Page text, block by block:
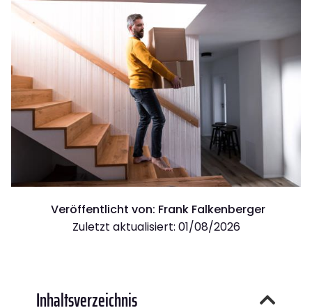
Veröffentlicht von: Frank Falkenberger
Zuletzt aktualisiert: 01/08/2026
Inhaltsverzeichnis